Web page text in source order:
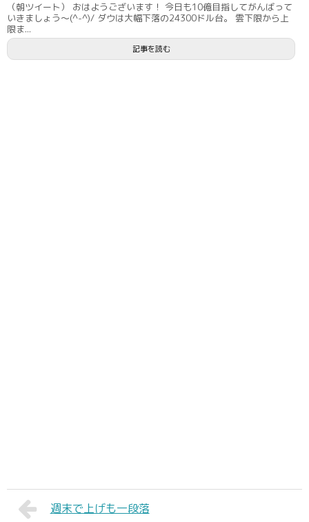
（朝ツイート） おはようございます！ 今日も10億目指してがんばって
いきましょう〜(^-^)/ ダウは大幅下落の24300ドル台。 雲下限から上
限ま...
記事を読む
週末で上げも一段落